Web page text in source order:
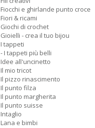
Fiocchi e ghirlande punto croce
Fiori & ricami
Giochi di crochet
Gioielli - crea il tuo bijou
I tappeti
- I tappeti più belli
Idee all'uncinetto
Il mio tricot
Il pizzo rinascimento
Il punto filza
Il punto margherita
Il punto suisse
Intaglio
Lana e bimbi